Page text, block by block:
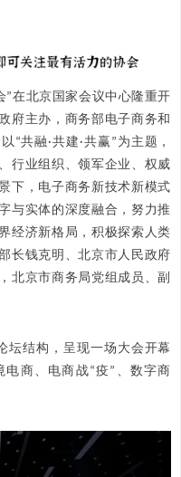
”在北京国家会议中心隆重开
府主办，商务部电子商务和
“共融·共建·共赢”为主题，
行业组织、领军企业、权威
下，电子商务新技术新模式
与实体的深度融合，努力推
经济新格局，积极探索人类
长钱克明、北京市人民政府
北京市商务局党组成员、副
坛结构，呈现一场大会开幕
商、电商战“疫”、数字商